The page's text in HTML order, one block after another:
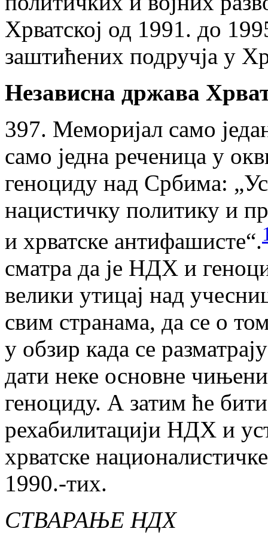
Хрватској од 1991. до
заштићених подручја у
Независна држава
397. Меморијал само
само једна реченица у
геноциду над Србима:
нацистичку политику и
и хрватске антифашисте“.
сматра да је НДХ и
велики утицај над
свим странама, да се о
у обзир када се
дати неке основне
геноциду. А затим ће
рехабилитацији НДХ и
хрватске
1990.-тих.
СТВАРАЊЕ НДХ